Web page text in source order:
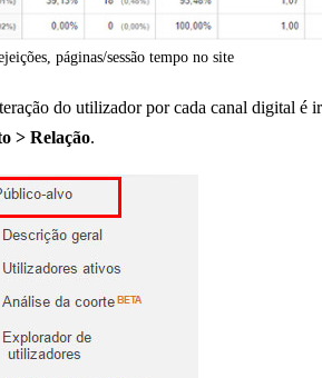
páginas/sessão tempo no site
do utilizador por cada canal digital é
> Relação.